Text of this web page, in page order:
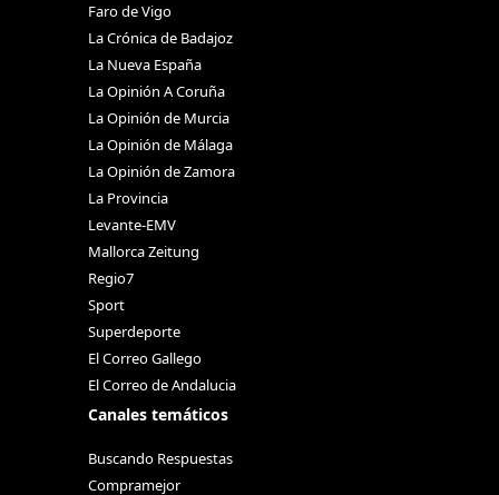
Faro de Vigo
La Crónica de Badajoz
La Nueva España
La Opinión A Coruña
La Opinión de Murcia
La Opinión de Málaga
La Opinión de Zamora
La Provincia
Levante-EMV
Mallorca Zeitung
Regio7
Sport
Superdeporte
El Correo Gallego
El Correo de Andalucia
Canales temáticos
Buscando Respuestas
Compramejor